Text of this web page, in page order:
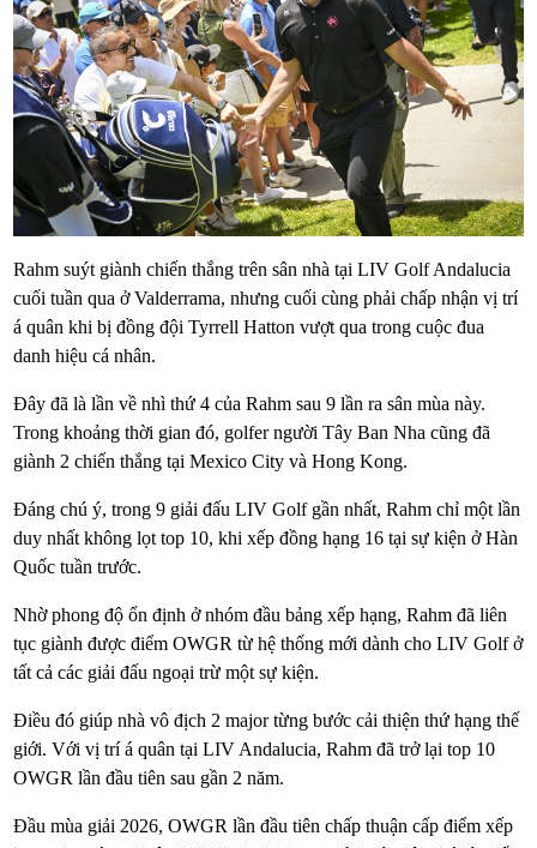
Rahm suýt giành chiến thắng trên sân nhà tại LIV Golf Andalucia
cuối tuần qua ở Valderrama, nhưng cuối cùng phải chấp nhận vị trí
á quân khi bị đồng đội Tyrrell Hatton vượt qua trong cuộc đua
danh hiệu cá nhân.
Đây đã là lần về nhì thứ 4 của Rahm sau 9 lần ra sân mùa này.
Trong khoảng thời gian đó, golfer người Tây Ban Nha cũng đã
giành 2 chiến thắng tại Mexico City và Hong Kong.
Đáng chú ý, trong 9 giải đấu LIV Golf gần nhất, Rahm chỉ một lần
duy nhất không lọt top 10, khi xếp đồng hạng 16 tại sự kiện ở Hàn
Quốc tuần trước.
Nhờ phong độ ổn định ở nhóm đầu bảng xếp hạng, Rahm đã liên
tục giành được điểm OWGR từ hệ thống mới dành cho LIV Golf ở
tất cả các giải đấu ngoại trừ một sự kiện.
Điều đó giúp nhà vô địch 2 major từng bước cải thiện thứ hạng thế
giới. Với vị trí á quân tại LIV Andalucia, Rahm đã trở lại top 10
OWGR lần đầu tiên sau gần 2 năm.
Đầu mùa giải 2026, OWGR lần đầu tiên chấp thuận cấp điểm xếp